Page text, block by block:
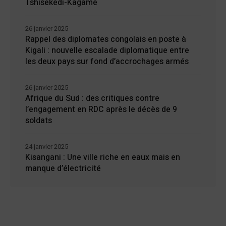
Tshisekedi-Kagame
Rappel des diplomates congolais en poste à
Kigali : nouvelle escalade diplomatique entre
les deux pays sur fond d’accrochages armés
26 janvier 2025
Afrique du Sud : des critiques contre
l’engagement en RDC après le décès de 9
soldats
26 janvier 2025
Kisangani : Une ville riche en eaux mais en
manque d’électricité
24 janvier 2025